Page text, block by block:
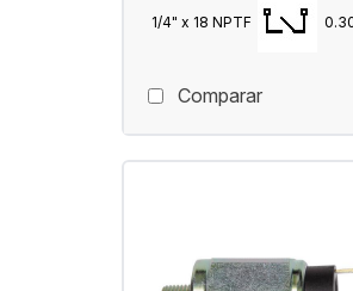
1/4" x 18 NPTF
Comparar